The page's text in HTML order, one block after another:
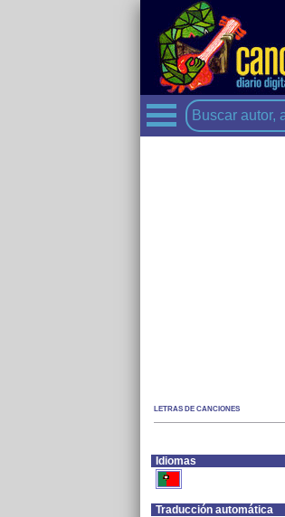
LETRAS DE CANCIONES
Idiomas
Traducción automática